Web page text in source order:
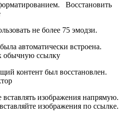
Восстановить
не более 75 эмодзи.
автоматически встроена.
обычную ссылку
контент был восстановлен.
изображения напрямую.
изображения по ссылке.